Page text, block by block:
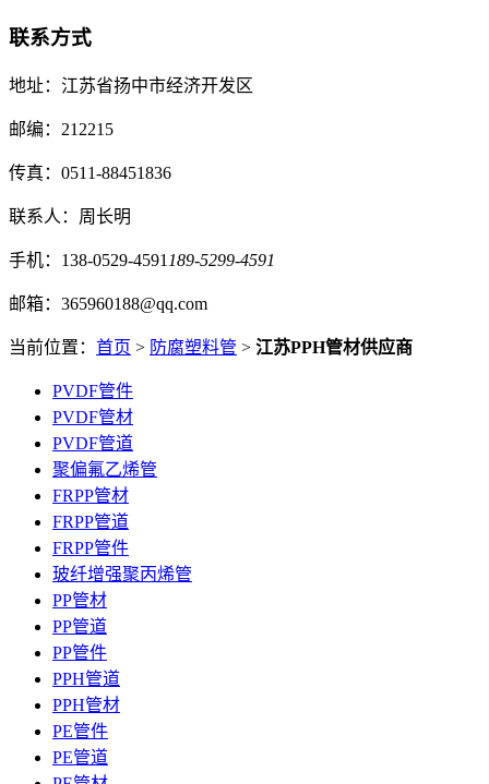
联系方式
地址：江苏省扬中市经济开发区
邮编：212215
传真：0511-88451836
联系人：周长明
手机：138-0529-4591 189-5299-4591
邮箱：365960188@qq.com
当前位置： 首页 > 防腐塑料管 > 江苏PPH管材供应商
PVDF管件
PVDF管材
PVDF管道
聚偏氟乙烯管
FRPP管材
FRPP管道
FRPP管件
玻纤增强聚丙烯管
PP管材
PP管道
PP管件
PPH管道
PPH管材
PE管件
PE管道